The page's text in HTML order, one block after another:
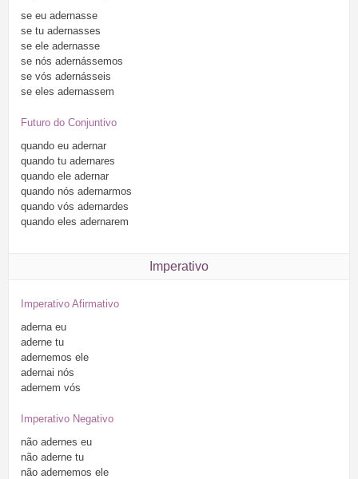
se eu adernasse
se tu adernasses
se ele adernasse
se nós adernássemos
se vós adernásseis
se eles adernassem
Futuro do Conjuntivo
quando eu adernar
quando tu adernares
quando ele adernar
quando nós adernarmos
quando vós adernardes
quando eles adernarem
Imperativo
Imperativo Afirmativo
aderna eu
aderne tu
adernemos ele
adernai nós
adernem vós
Imperativo Negativo
não adernes eu
não aderne tu
não adernemos ele